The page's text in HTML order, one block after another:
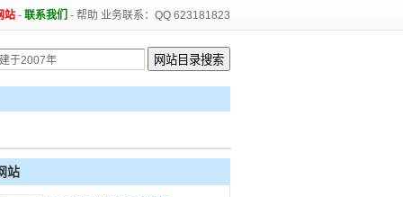
站 - 联系我们 - 帮助 业务联系：QQ 623181823
站